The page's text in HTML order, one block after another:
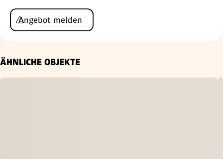
Angebot melden
ÄHNLICHE OBJEKTE